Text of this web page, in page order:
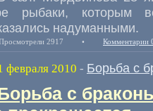
рыбаки, которым
надуманными.
2917 • Комментарии
февраля 2010 - Борьба с
с